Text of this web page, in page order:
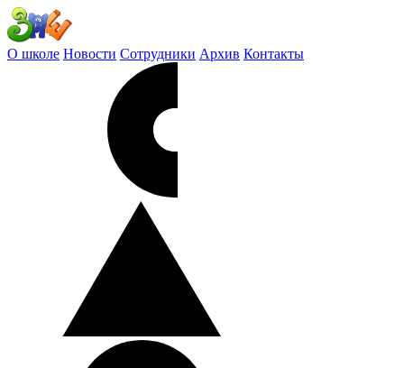
О школе Новости Сотрудники Архив Контакты